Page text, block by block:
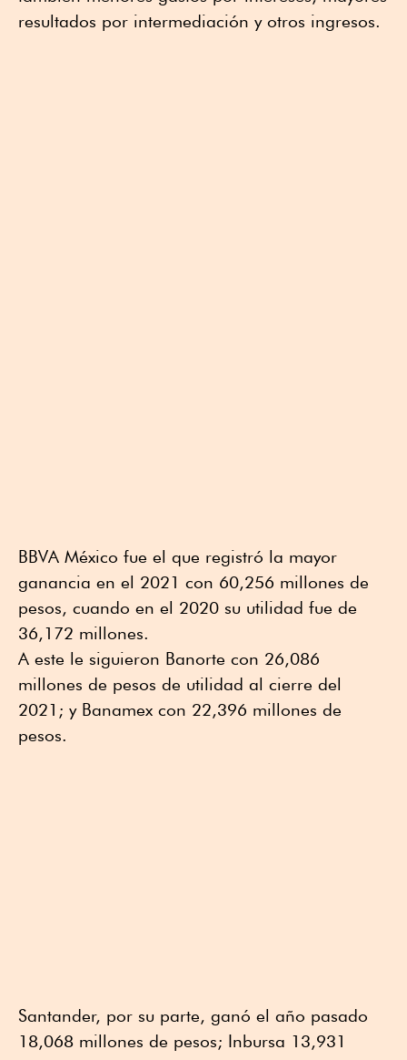
resultados por intermediación y otros ingresos.
BBVA México fue el que registró la mayor
ganancia en el 2021 con 60,256 millones de
pesos, cuando en el 2020 su utilidad fue de
36,172 millones.
A este le siguieron Banorte con 26,086
millones de pesos de utilidad al cierre del
2021; y Banamex con 22,396 millones de
pesos.
Santander, por su parte, ganó el año pasado
18,068 millones de pesos; Inbursa 13,931